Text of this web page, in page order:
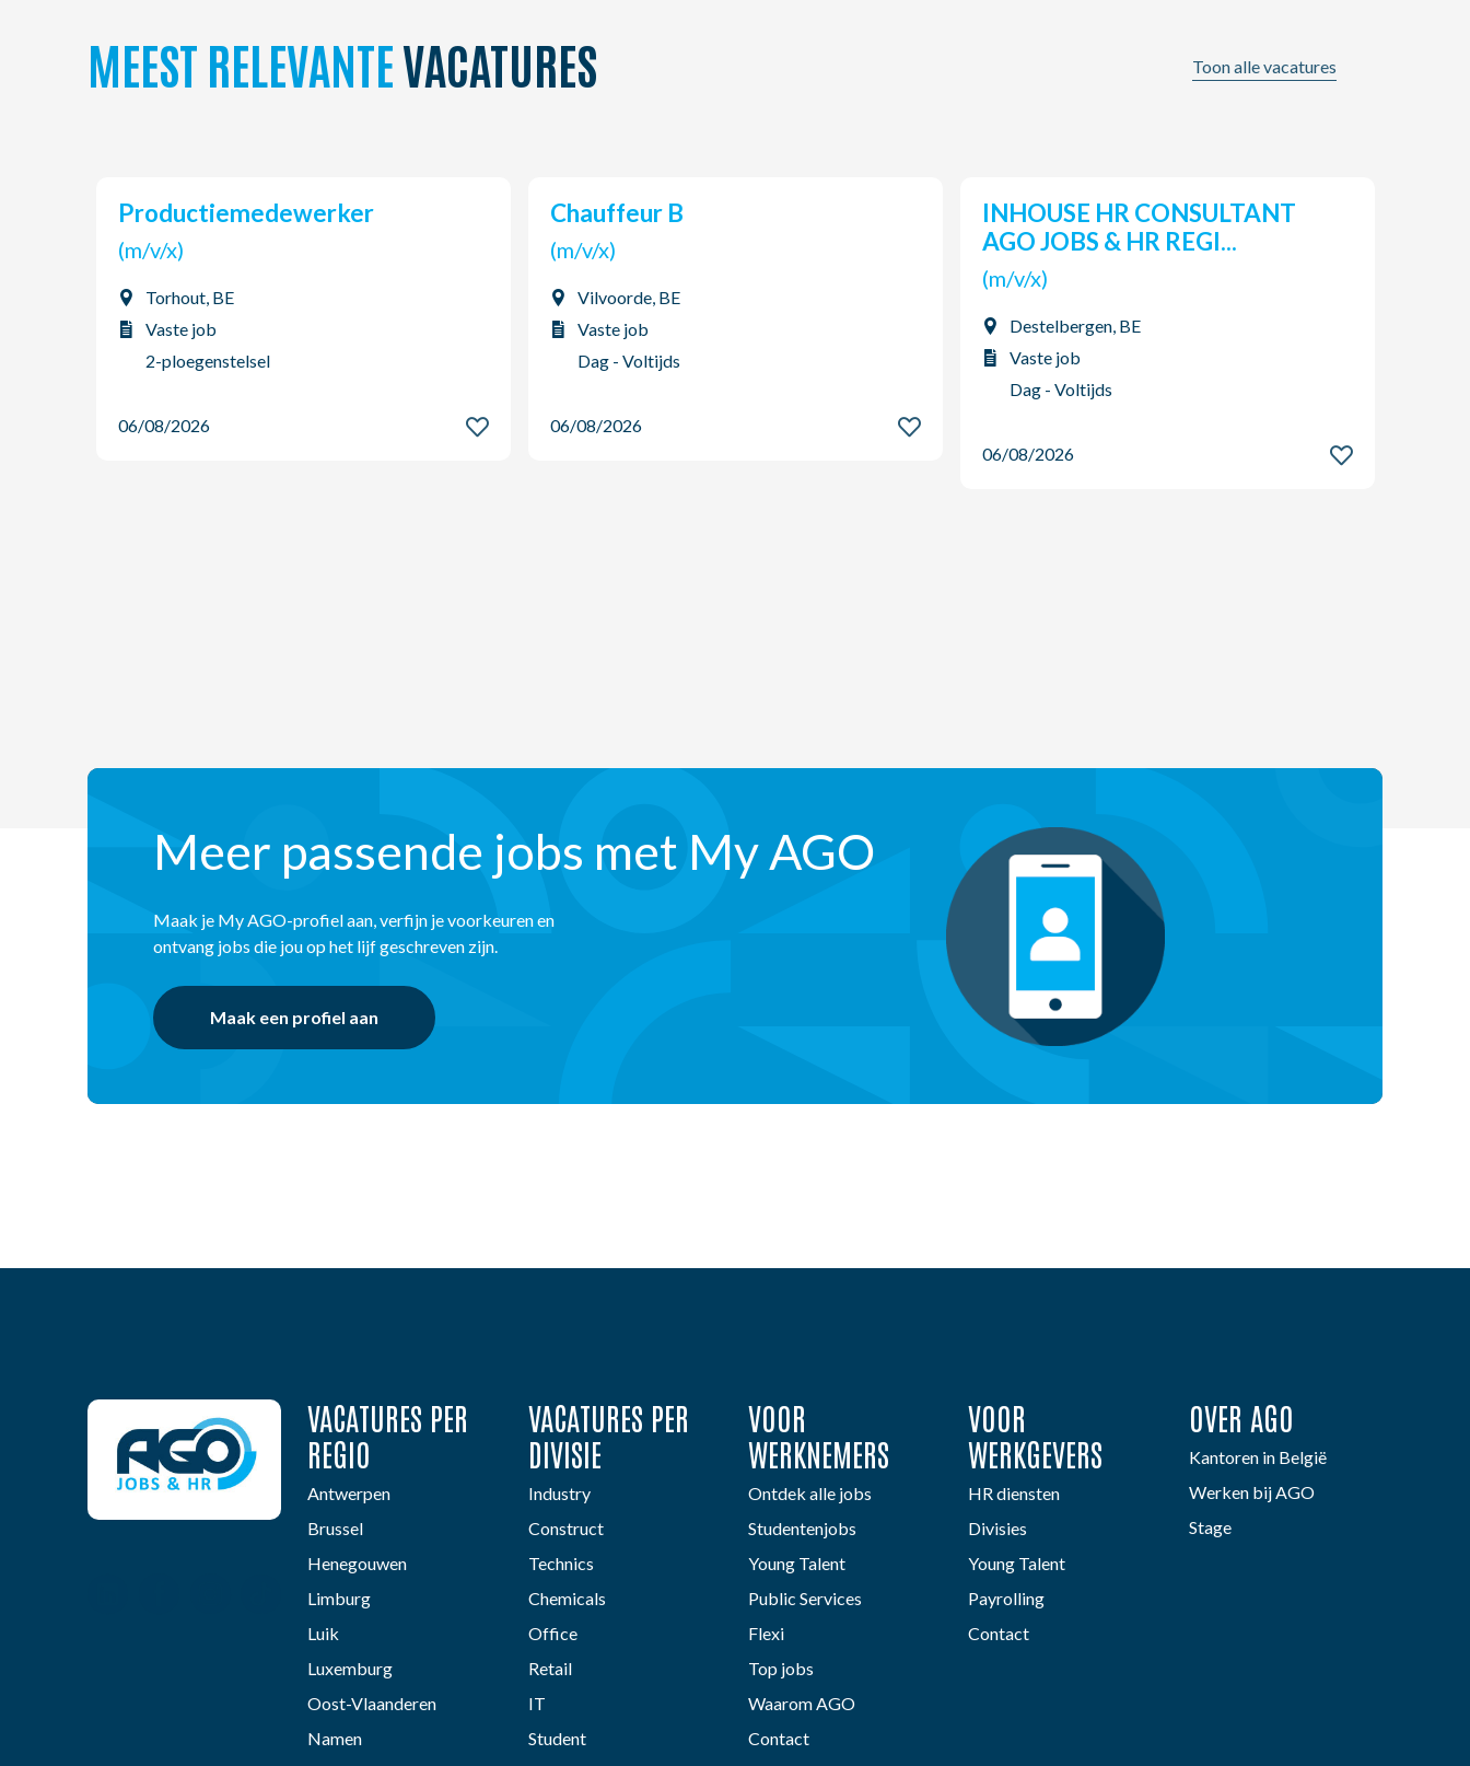
MEEST RELEVANTEVACATURES Toon alle vacatures
Productiemedewerker
(m/v/x)
Torhout, BE
Vaste job
2-ploegenstelsel
06/08/2026
Chauffeur B
(m/v/x)
Vilvoorde, BE
Vaste job
Dag - Voltijds
06/08/2026
INHOUSE HR CONSULTANT
AGO JOBS & HR REGI...
(m/v/x)
Destelbergen, BE
Vaste job
Dag - Voltijds
06/08/2026
Meer passende jobs met My AGO
Maak je My AGO-profiel aan, verfijn je voorkeuren en
ontvang jobs die jou op het lijf geschreven zijn.
Maak een profiel aan
VACATURES PER
REGIO
Antwerpen
Brussel
Henegouwen
Limburg
Luik
Luxemburg
Oost-Vlaanderen
Namen
VACATURES PER
DIVISIE
Industry
Construct
Technics
Chemicals
Office
Retail
IT
Student
VOOR
WERKNEMERS
Ontdek alle jobs
Studentenjobs
Young Talent
Public Services
Flexi
Top jobs
Waarom AGO
Contact
VOOR
WERKGEVERS
HR diensten
Divisies
Young Talent
Payrolling
Contact
OVER AGO
Kantoren in België
Werken bij AGO
Stage